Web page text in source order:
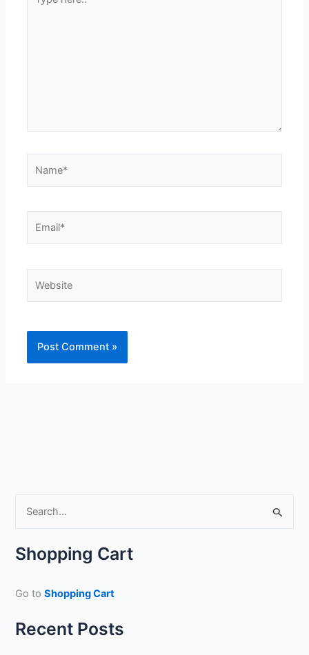
here..
r
f
Shopping Cart
Go toShopping Cart
Recent Posts